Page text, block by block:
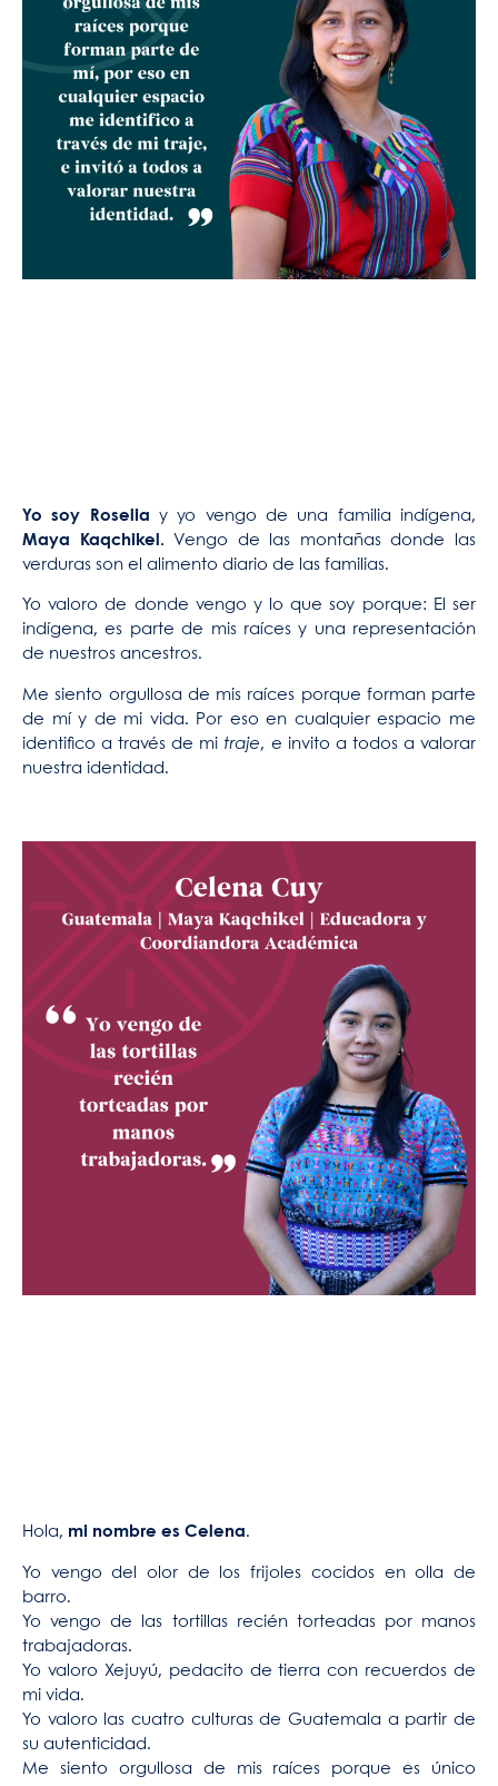
Yo soy Roselia y yo vengo de una familia indígena,
Maya Kaqchikel.Vengo de las montañas donde las
verduras son el alimento diario de las familias.
Yo valoro de donde vengo y lo que soy porque: El ser
indígena, es parte de mis raíces y una representación
de nuestros ancestros.
Me siento orgullosa de mis raíces porque forman parte
de mí y de mi vida. Por eso en cualquier espacio me
identifico a través de mi traje, e invito a todos a valorar
nuestra identidad.
Hola, mi nombre es Celena.
Yo vengo del olor de los frijoles cocidos en olla de
barro.
Yo vengo de las tortillas recién torteadas por manos
trabajadoras.
Yo valoro Xejuyú, pedacito de tierra con recuerdos de
mi vida.
Yo valoro las cuatro culturas de Guatemala a partir de
su autenticidad.
Me siento orgullosa de mis raíces porque es único